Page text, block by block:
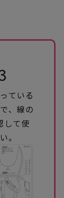
ている
、線の
して使
。